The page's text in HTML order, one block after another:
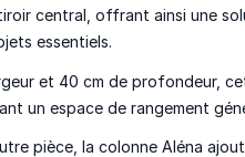
central, offrant ainsi une
essentiels.
et 40 cm de profondeur,
un espace de rangement
pièce, la colonne Aléna